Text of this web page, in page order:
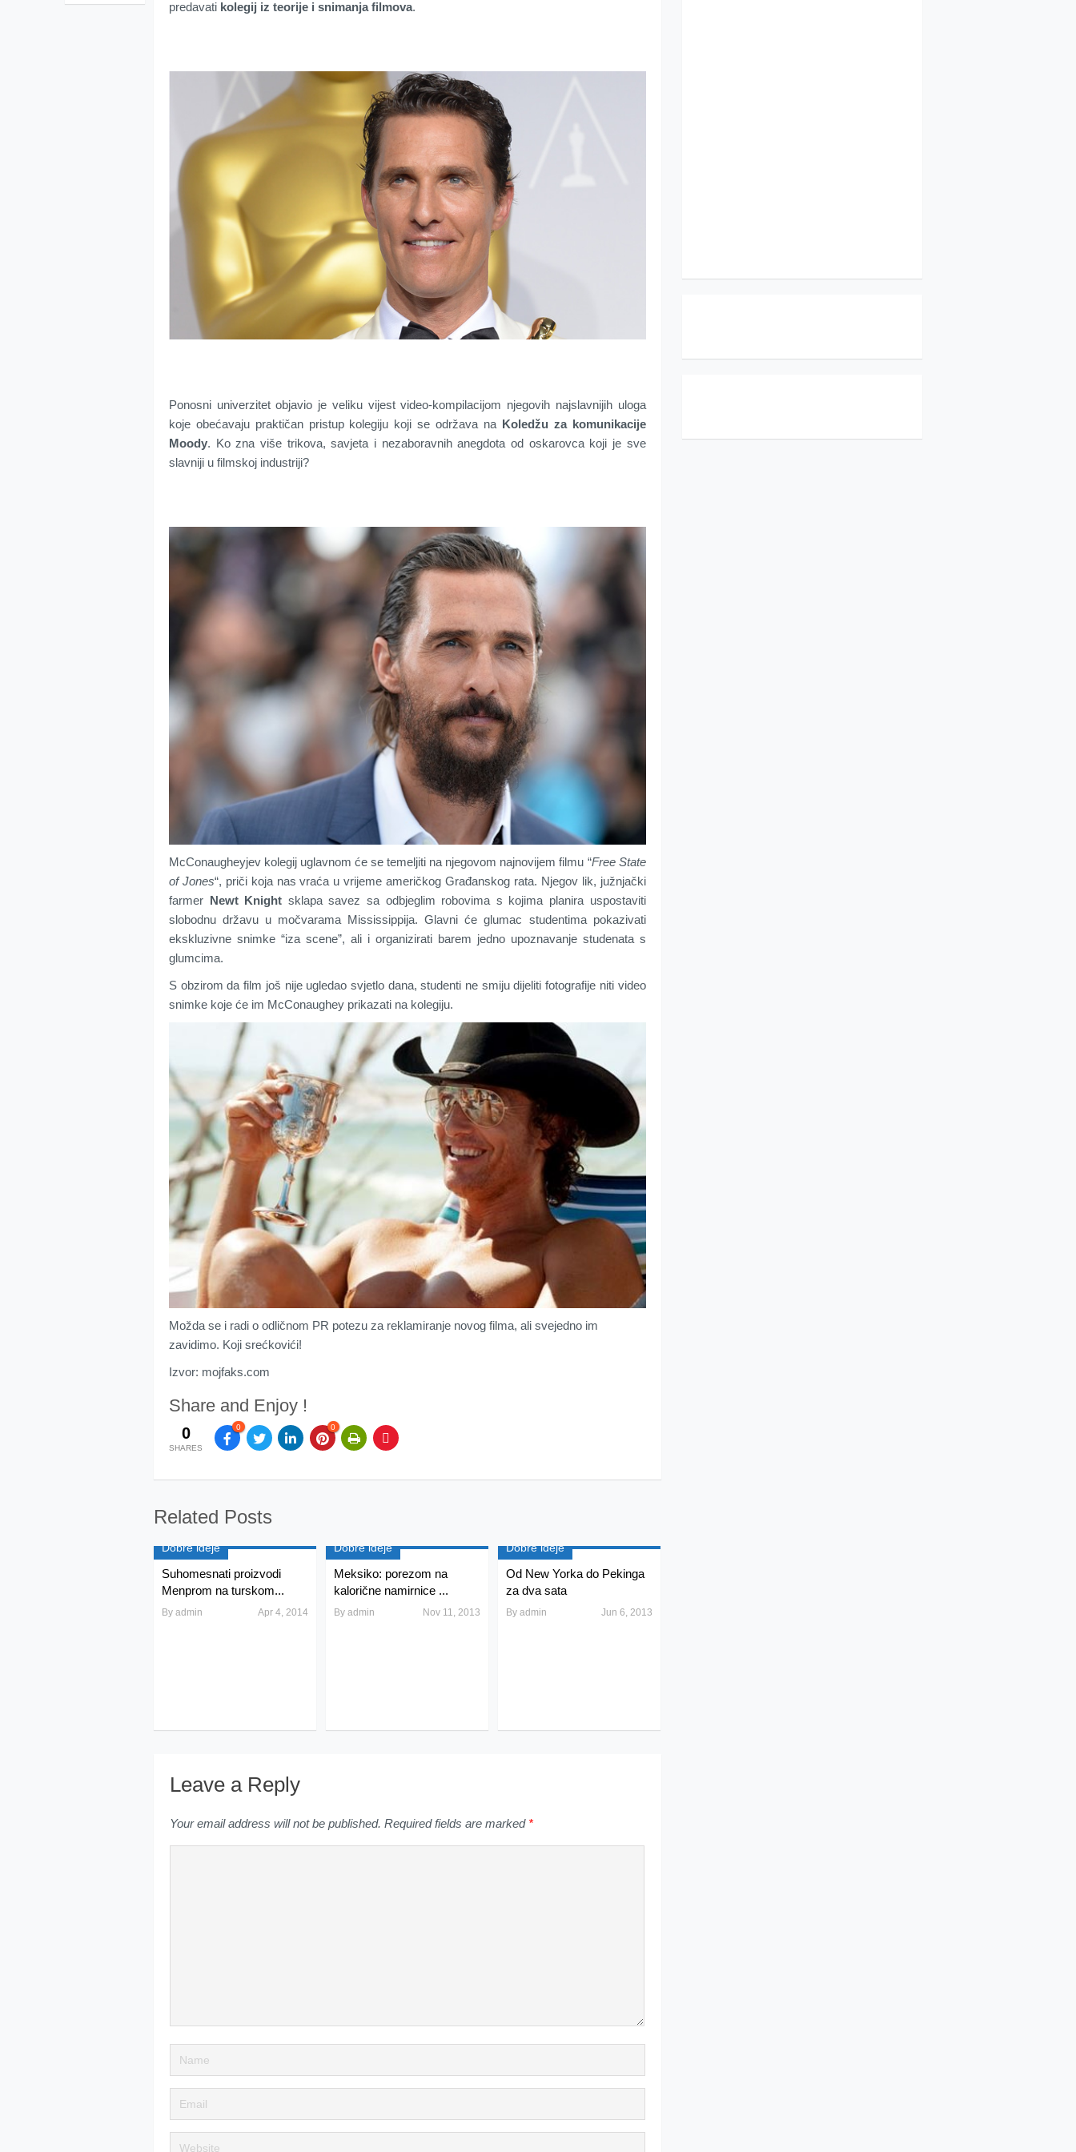
predavati kolegij iz teorije i snimanja filmova.
Ponosni univerzitet objavio je veliku vijest video-kompilacijom njegovih najslavnijih uloga
koje obećavaju praktičan pristup kolegiju koji se održava na Koledžu za komunikacije
Moody. Ko zna više trikova, savjeta i nezaboravnih anegdota od oskarovca koji je sve
slavniji u filmskoj industriji?
McConaugheyjev kolegij uglavnom će se temeljiti na njegovom najnovijem filmu “Free State
of Jones“, priči koja nas vraća u vrijeme američkog Građanskog rata. Njegov lik, južnjački
farmer Newt Knight sklapa savez sa odbjeglim robovima s kojima planira uspostaviti
slobodnu državu u močvarama Mississippija. Glavni će glumac studentima pokazivati
ekskluzivne snimke “iza scene”, ali i organizirati barem jedno upoznavanje studenata s
glumcima.
S obzirom da film još nije ugledao svjetlo dana, studenti ne smiju dijeliti fotografije niti video
snimke koje će im McConaughey prikazati na kolegiju.
Možda se i radi o odličnom PR potezu za reklamiranje novog filma, ali svejedno im
zavidimo. Koji srećkovići!
Izvor: mojfaks.com
Share and Enjoy !
0
SHARES
0 0
Related Posts
Dobre ideje
Suhomesnati proizvodi
Menprom na turskom...
By admin Apr 4, 2014
Dobre ideje
Meksiko: porezom na
kalorične namirnice ...
By admin Nov 11, 2013
Dobre ideje
Od New Yorka do Pekinga
za dva sata
By admin Jun 6, 2013
Leave a Reply
Your email address will not be published. Required fields are marked *